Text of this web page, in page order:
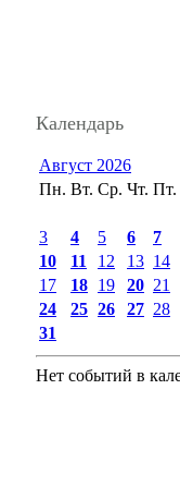
Календарь
Август 2026
Пн. Вт. Ср. Чт. Пт.
3 4 5 6
7
10
11 12 13 14
17
18 19 20 21
24
25 26 27 28
31
Нет событий в